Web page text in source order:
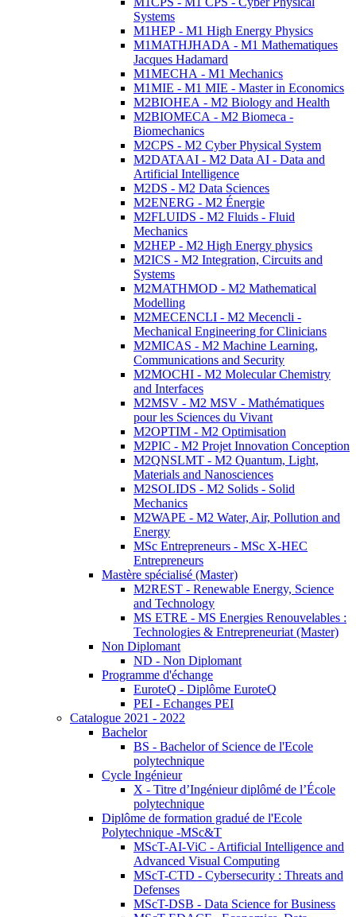
Systems
M1HEP - M1 High Energy Physics
M1MATHJHADA - M1 Mathematiques
Jacques Hadamard
M1MECHA - M1 Mechanics
M1MIE - M1 MIE - Master in Economics
M2BIOHEA - M2 Biology and Health
M2BIOMECA - M2 Biomeca -
Biomechanics
M2CPS - M2 Cyber Physical System
M2DATAAI - M2 Data AI - Data and
Artificial Intelligence
M2DS - M2 Data Sciences
M2ENERG - M2 Énergie
M2FLUIDS - M2 Fluids - Fluid
Mechanics
M2HEP - M2 High Energy physics
M2ICS - M2 Integration, Circuits and
Systems
M2MATHMOD - M2 Mathematical
Modelling
M2MECENCLI - M2 Mecencli -
Mechanical Engineering for Clinicians
M2MICAS - M2 Machine Learning,
Communications and Security
M2MOCHI - M2 Molecular Chemistry
and Interfaces
M2MSV - M2 MSV - Mathématiques
pour les Sciences du Vivant
M2OPTIM - M2 Optimisation
M2PIC - M2 Projet Innovation Conception
M2QNSLMT - M2 Quantum, Light,
Materials and Nanosciences
M2SOLIDS - M2 Solids - Solid
Mechanics
M2WAPE - M2 Water, Air, Pollution and
Energy
MSc Entrepreneurs - MSc X-HEC
Entrepreneurs
Mastère spécialisé (Master)
M2REST - Renewable Energy, Science
and Technology
MS ETRE - MS Energies Renouvelables :
Technologies & Entrepreneuriat (Master)
Non Diplomant
ND - Non Diplomant
Programme d'échange
EuroteQ - Diplôme EuroteQ
PEI - Echanges PEI
Catalogue 2021 - 2022
Bachelor
BS - Bachelor of Science de l'Ecole
polytechnique
Cycle Ingénieur
X - Titre d’Ingénieur diplômé de l’École
polytechnique
Diplôme de formation gradué de l'Ecole
Polytechnique -MSc&T
MScT-AI-ViC - Artificial Intelligence and
Advanced Visual Computing
MScT-CTD - Cybersecurity : Threats and
Defenses
MScT-DSB - Data Science for Business